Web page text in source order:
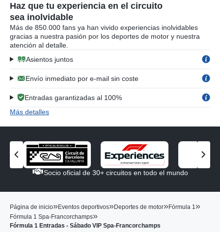
Haz que tu experiencia en el circuito
sea inolvidable
Más de 850.000 fans ya han vivido experiencias inolvidables
gracias a nuestra pasión por los deportes de motor y nuestra
atención al detalle.
Asientos juntos
Envío inmediato por e-mail sin coste
Entradas garantizadas al 100%
Más detalles
V
e
s
o
c
V
e
Socio oficial de 30+ circuitos en todo el mundo
Página de inicio»Eventos deportivos»Deportes de motor»Fórmula 1 »
Fórmula 1 Spa-Francorchamps»
Fórmula 1 Entradas - Sábado VIP Spa-Francorchamps